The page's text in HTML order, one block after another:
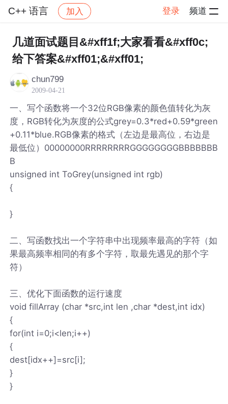
C++ 语言 加入 登录 频道
社区 C++ 语言 帖子详情
几道面试题目&#xff1f;大家看看&#xff0c;
给下答案&#xff01;&#xff01;
chun799
2009-04-21
一、写个函数将一个32位RGB像素的颜色值转化为灰
度，RGB转化为灰度的公式grey=0.3*red+0.59*green
+0.11*blue.RGB像素的格式（左边是最高位，右边是
最低位）00000000RRRRRRRRGGGGGGGGBBBBBBB
B
unsigned int ToGrey(unsigned int rgb)
{
}
二、写函数找出一个字符串中出现频率最高的字符（如
果最高频率相同的有多个字符，取最先遇见的那个字
符）
三、优化下面函数的运行速度
void fillArray (char *src,int len ,char *dest,int idx)
{
for(int i=0;i<len;i++)
{
dest[idx++]=src[i];
}
}